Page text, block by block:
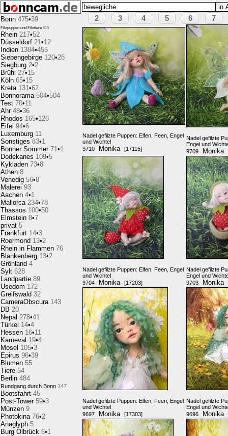
Bonn 475•39
Filzpuppen und Filztiere 615
Rhein 217•52
Düsseldorf 21•12
Indien 1384•455
Siebengebirge 120•28
Siegburg 2•2
Brühl 27•15
Köln 65•15
Kreta 131•62
Bonnorama 504•504
Test 70•11
Ahr 48•36
Rhodos 165•126
Eifel 94•6
Luxemburg 11
Sonstiges 83•1
Bonner Sommer 71•1
Dodekanes 109•5
Kykladen 73•8
Athen 8
Venedig 56•8
Malerei 93
Aachen 4•1
Mallorca 234•78
Thassos 100•50
Elmstein 8•7
privat 5
Frankfurt 14•3
Roermond 13•2
Rhein in Flammen 76
Blankenberg 13•2
Grönland 4
Sylt 628
Landpartie 89
Usedom 172
Greifswald 32
CameraObscura 143
DB 20
Nepal 278•41
Türkei 14•4
Hessen 16•11
Karneval 19•4
Mosel 105•3
Epirus 96•39
Blumen 55
Tiere 54
Berlin 484
Rundgang durch Bonn 147
Bootsfahrt 45
Post-Tower 59•3
Münzen 9
Photokina 76•2
Anaglyph 5
Burg Olbrück 6•1
2 3 4 5 6 7
Nadel gefilzte Puppen: Elfen, Feen, Engel
und Wichtel
9710
Monika [17115]
Nadel gefilzte
Engel und
9709
Monika
Nadel gefilzte Puppen: Elfen, Feen, Engel
und Wichtel
9704
Monika [17203]
Nadel gefilzte
Engel und
9703
Monika
Nadel gefilzte Puppen: Elfen, Feen, Engel
und Wichtel
9697
Monika [17303]
Nadel gefilzte
Engel und
9696
Monika